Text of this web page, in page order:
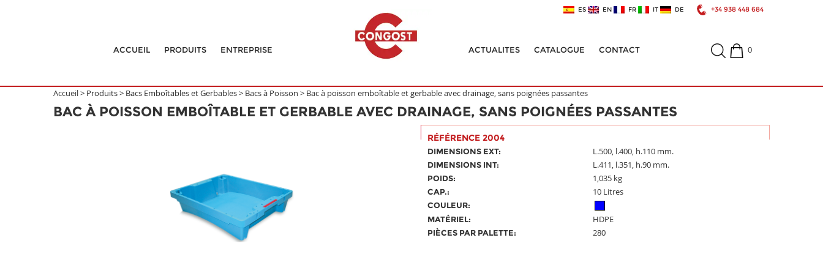
ES EN FR IT DE +34 938 448 684
ACCUEIL PRODUITS ENTREPRISE ACTUALITES CATALOGUE CONTACT 0
Accueil > Produits> Bacs Emboîtables et Gerbables> Bacs à Poisson > Bac à poisson emboîtable et gerbable avec drainage, sans poignées passantes
BAC À POISSON EMBOÎTABLE ET GERBABLE AVEC DRAINAGE, SANS POIGNÉES PASSANTES
RÉFÉRENCE 2004
DIMENSIONS EXT: L.500, l.400, h.110 mm.
DIMENSIONS INT: L.411, l.351, h.90 mm.
POIDS: 1,035 kg
CAP.: 10 Litres
COULEUR:
MATÉRIEL:
HDPE
PIÈCES PAR PALETTE: 280